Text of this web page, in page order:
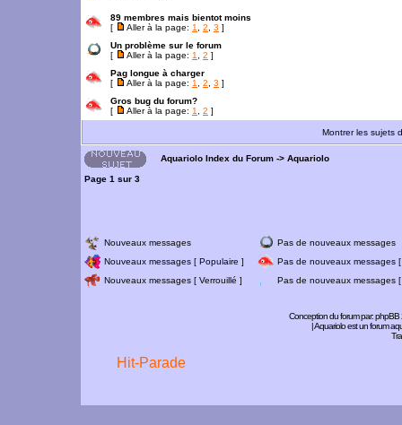
89 membres mais bientot moins
[
Aller à la page: 1 2 3 ]
Un problème sur le forum
[
Aller à la page: 1 2 ]
Pag longue à charger
[
Aller à la page: 1 2 3 ]
Gros bug du forum?
[
Aller à la page: 1 2 ]
Montrer les sujets
Aquariolo Index du Forum -> Aquariolo
Page 1 sur 3
Nouveaux messages
Pas de nouveaux messages
Nouveaux messages [ Populaire ]
Pas de nouveaux messages
Nouveaux messages [ Verrouillé ]
Pas de nouveaux messages [
Conception du forum par:phpBB
| Aquariolo est un forum